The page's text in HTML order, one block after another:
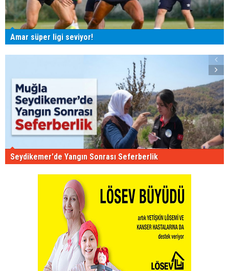
Amar süper ligi seviyor!
Seydikemer'de Yangın Sonrası Seferberlik